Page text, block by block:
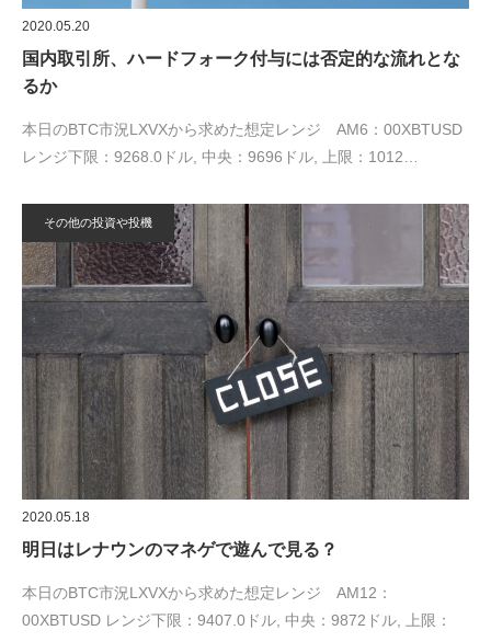
2020.05.20
国内取引所、ハードフォーク付与には否定的な流れとな
るか
本日のBTC市況LXVXから求めた想定レンジ AM6：00XBTUSD
レンジ下限：9268.0ドル, 中央：9696ドル, 上限：1012…
その他の投資や投機
2020.05.18
明日はレナウンのマネゲで遊んで見る？
本日のBTC市況LXVXから求めた想定レンジ AM12：
00XBTUSD レンジ下限：9407.0ドル, 中央：9872ドル, 上限：